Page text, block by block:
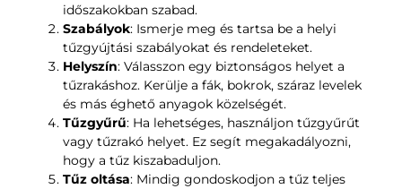
időszakokban szabad.
Szabályok: Ismerje meg és tartsa be a helyi
tűzgyújtási szabályokat és rendeleteket.
Helyszín: Válasszon egy biztonságos helyet a
tűzrakáshoz. Kerülje a fák, bokrok, száraz levelek
és más éghető anyagok közelségét.
Tűzgyűrű: Ha lehetséges, használjon tűzgyűrűt
vagy tűzrakó helyet. Ez segít megakadályozni,
hogy a tűz kiszabaduljon.
Tűz oltása: Mindig gondoskodjon a tűz teljes